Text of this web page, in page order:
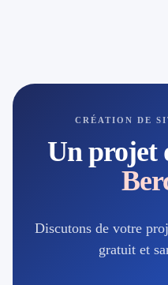
CRÉATION DE
Un projet
Discutons de votre
gratuit et